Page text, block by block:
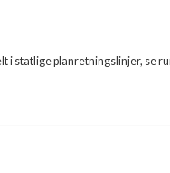
i statlige planretningslinjer, se